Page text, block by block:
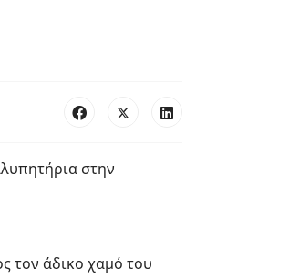
στην
τον άδικο χαμό του